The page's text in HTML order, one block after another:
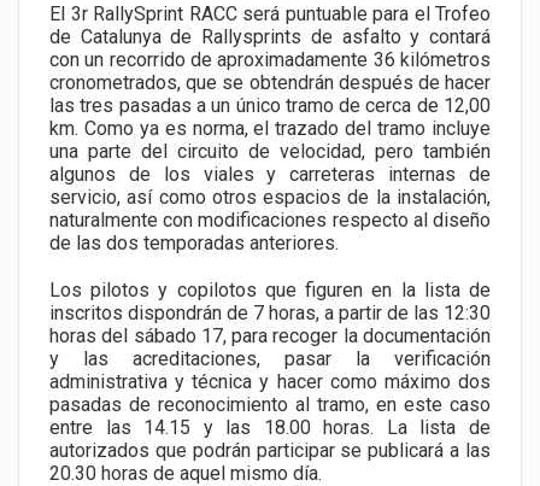
El 3r RallySprint RACC será puntuable para el Trofeo
de Catalunya de Rallysprints de asfalto y contará
con un recorrido de aproximadamente 36 kilómetros
cronometrados, que se obtendrán después de hacer
las tres pasadas a un único tramo de cerca de 12,00
km. Como ya es norma, el trazado del tramo incluye
una parte del circuito de velocidad, pero también
algunos de los viales y carreteras internas de
servicio, así como otros espacios de la instalación,
naturalmente con modificaciones respecto al diseño
de las dos temporadas anteriores.
Los pilotos y copilotos que figuren en la lista de
inscritos dispondrán de 7 horas, a partir de las 12:30
horas del sábado 17, para recoger la documentación
y las acreditaciones, pasar la verificación
administrativa y técnica y hacer como máximo dos
pasadas de reconocimiento al tramo, en este caso
entre las 14.15 y las 18.00 horas. La lista de
autorizados que podrán participar se publicará a las
20.30 horas de aquel mismo día.